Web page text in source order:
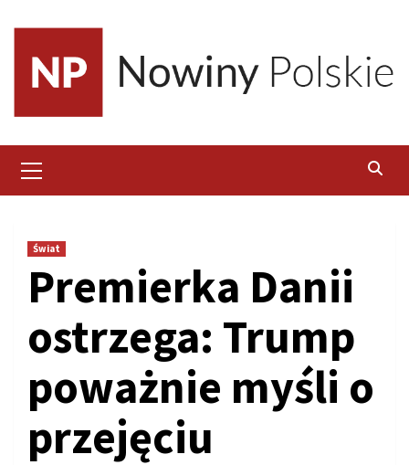
content
Menu
Świat
Premierka Danii
ostrzega: Trump
poważnie myśli o
przejęciu